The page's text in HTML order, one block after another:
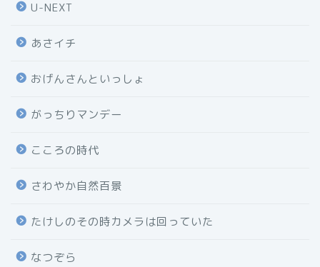
U-NEXT
あさイチ
おげんさんといっしょ
がっちりマンデー
こころの時代
さわやか自然百景
たけしのその時カメラは回っていた
なつぞら